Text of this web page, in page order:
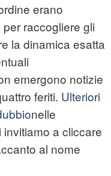
erano
raccogliere gli
la dinamica esatta
emergono notizie
feriti. Ulteriori
nelle
a cliccare
al nome